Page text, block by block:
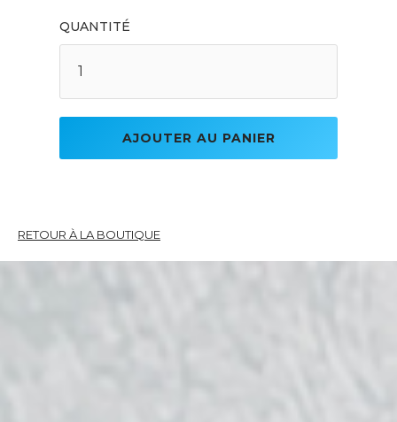
RETOUR À LA BOUTIQUE
QUANTITÉ